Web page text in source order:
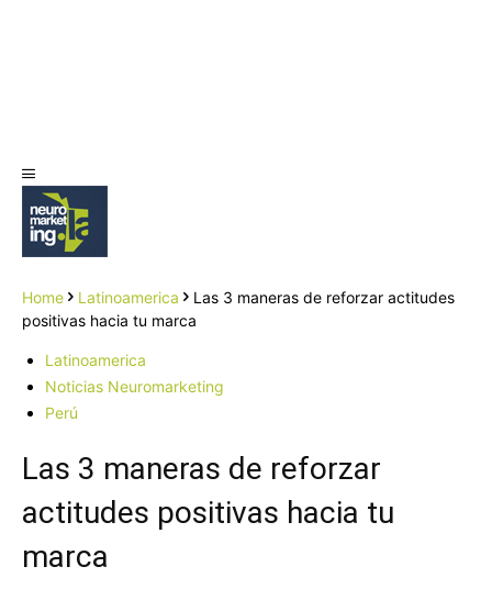
Home Latinoamerica
Las 3 maneras de reforzar actitudes
positivas hacia tu marca
Latinoamerica
Noticias Neuromarketing
Perú
Las 3 maneras de reforzar
actitudes positivas hacia tu
marca